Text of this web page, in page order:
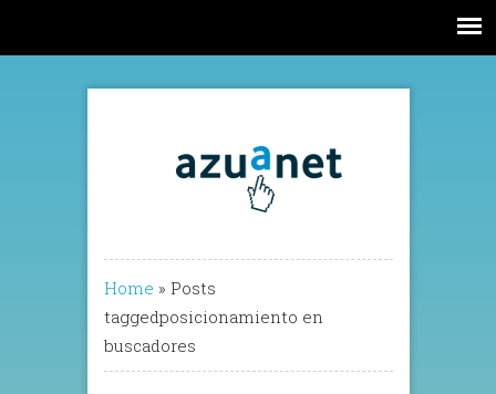
Home » Posts
taggedposicionamiento en
buscadores